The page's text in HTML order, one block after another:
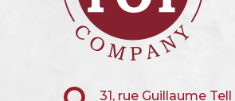
31, rue Guillaume Tell